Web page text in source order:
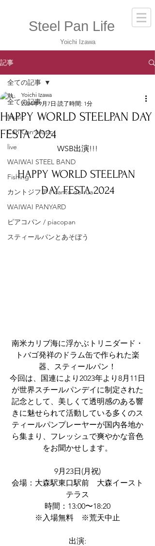
Steel Pan Life
Yoichi Izawa
記事
全ての記事
Music
Can Can Music
live
WAIWAI STEEL BAND
Fishing
カントジフア / canto de rua
WAIWAI PANYARD
ピアコパン / piacopan
スティールパンとあそぼう
全ての記事
HAPPY WORLD STEELPAN DAY
FESTA 2024
Yoichi Izawa
2024年9月7日 読了時間: 1分
WSB出演!!!
HAPPY WORLD STEELPAN
DAY FESTA 2024
南⽶カリブ海に浮かぶトリニダード・
トバゴ発祥のドラム⽸で作られた楽
器、スティールパン！
今回は、国連により2023年より8月11日
が世界スチールパンデイに制定された
記念として、美しくて透明感のある響
きに魅せられて活動している多くのス
ティールパンプレーヤーが国内各地か
ら集まり、フレッシュで爽やかな⾳⾊
をお聞かせします。
9月23日(月祝)
会場：大森駅東口駅前　大森イースト
テラス
時間：13:00〜18:20
※入場無料　※荒天中止
出演: